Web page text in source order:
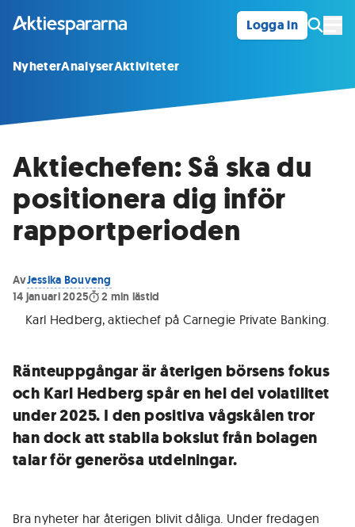
Logga in
NyheterAnalyserAktiviteter
Aktiechefen: Så ska du
positionera dig inför
rapportperioden
AvJessika Bouveng
14 januari 2025
2 min lästid
Karl Hedberg, aktiechef på Carnegie Private Banking.
Ränteuppgångar är återigen börsens fokus
och Karl Hedberg spår en hel del volatilitet
under 2025. I den positiva vågskålen tror
han dock att stabila bokslut från bolagen
talar för generösa utdelningar.
Bra nyheter har återigen blivit dåliga. Under fredagen